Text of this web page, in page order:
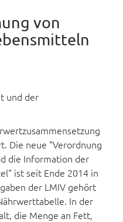
von
und der
Die neue "Verordnung
die Information der
ist seit Ende 2014 in
der LMIV gehört
In der
die Menge an Fett,